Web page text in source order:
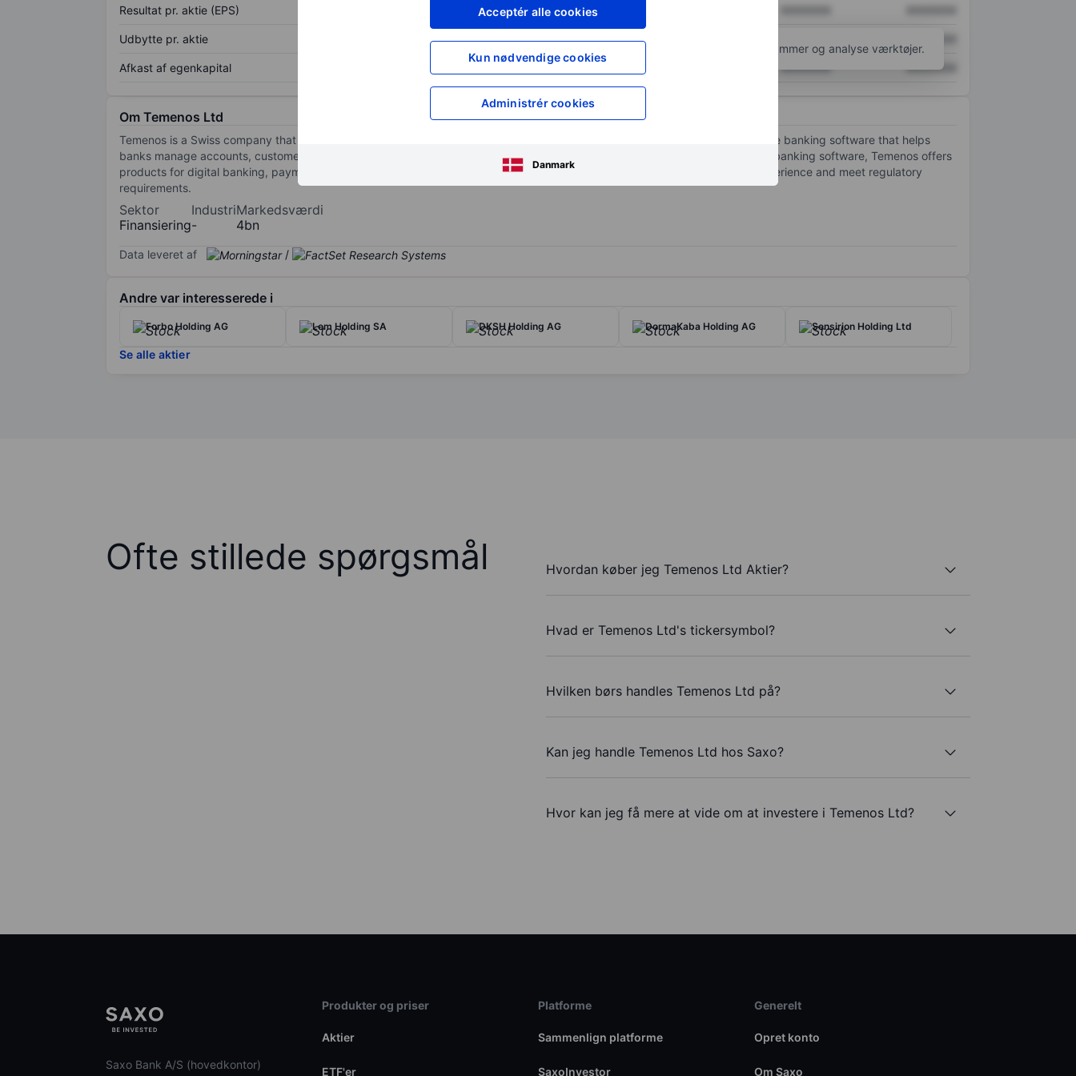
Acceptér alle cookies
Kun nødvendige cookies
Administrér cookies
Danmark
Resultat pr. aktie (EPS) XXXXXXX
Udbytte pr. aktie XXXXXXX
Afkast af egenkapital XXXXXXX XXXXXXX XXXXXXX
for at få adgang til flere diagrammer og analyse værktøjer.
Om Temenos Ltd
Temenos is a Swiss company that provides banking software to financial institutions around the world. Its main product is core banking software that helps
banks manage accounts, customer information, transaction processing, loans, security, and financial reporting. Besides core banking software, Temenos offers
products for digital banking, payments, wealth management, compliance, and analytics to help banks improve customer experience and meet regulatory
requirements.
Sektor
Finansiering
Industri
-
Markedsværdi
4bn
Data leveret af /
Andre var interesserede i
Forbo Holding AG Lem Holding SA DKSH Holding AG DormaKaba Holding AG Sensirion Holding Ltd
Se alle aktier
Ofte stillede spørgsmål Hvordan køber jeg Temenos Ltd Aktier?
Hvad er Temenos Ltd's tickersymbol?
Hvilken børs handles Temenos Ltd på?
Kan jeg handle Temenos Ltd hos Saxo?
Hvor kan jeg få mere at vide om at investere i Temenos Ltd?
Saxo Bank A/S (hovedkontor)
Produkter og priser
Aktier
ETF'er
Platforme
Sammenlign platforme
SaxoInvestor
Generelt
Opret konto
Om Saxo